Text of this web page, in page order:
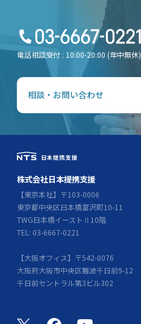
電話相談受付 : 10:00-20:00 (年中無休)
相談・お問い合わせ
株式会社日本提携支援
【東京本社】〒103-0006
東京都中央区日本橋富沢町10-11
TWG日本橋イーストⅡ10階
TEL: 03-6667-0221
【大阪オフィス】〒542-0076
大阪府大阪市中央区難波千日前9-12
千日前セントラル第3ビル302